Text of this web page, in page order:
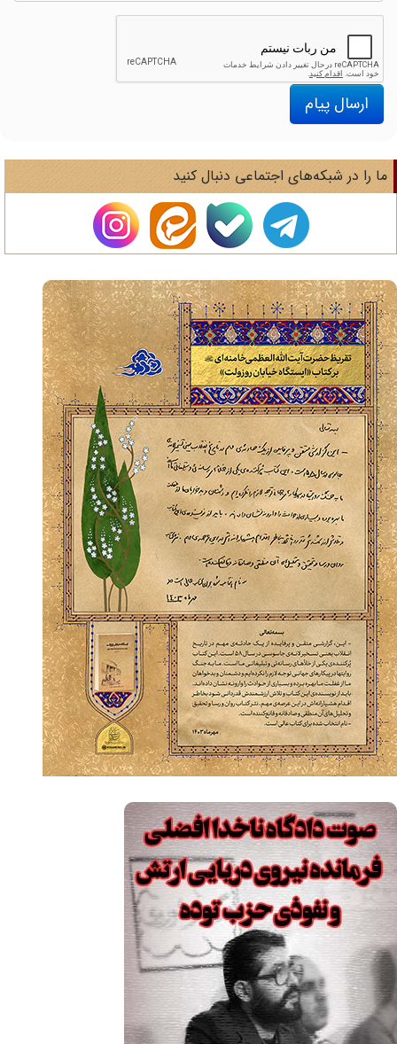
ارسال پیام
را در شبکه‌های اجتماعی دنبال کنید